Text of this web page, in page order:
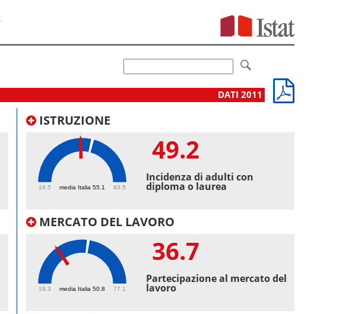
DATI 2011
ISTRUZIONE
media Italia 55.1
16.5 83.5
49.2
Incidenza di adulti con
diploma o laurea
MERCATO DEL LAVORO
media Italia 50.8
19.3 77.1
36.7
Partecipazione al mercato del
lavoro